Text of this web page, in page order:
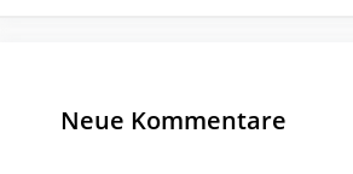
Neue Kommentare